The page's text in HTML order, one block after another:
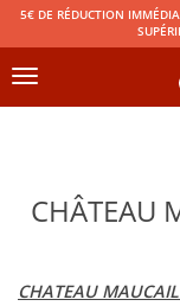
5€ DE RÉDUCTION
Toggle
CHÂTEAU
CHATEAU